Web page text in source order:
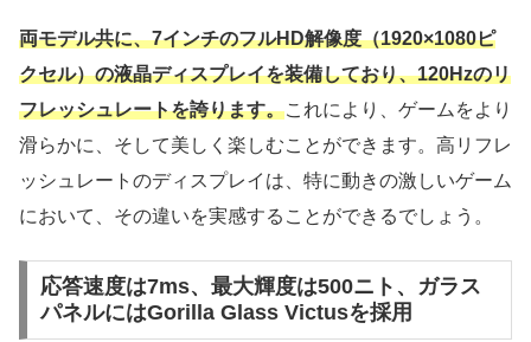
両モデル共に、7インチのフルHD解像度（1920×1080ピ
クセル）の液晶ディスプレイを装備しており、120Hzのリ
フレッシュレートを誇ります。これにより、ゲームをより
滑らかに、そして美しく楽しむことができます。高リフレ
ッシュレートのディスプレイは、特に動きの激しいゲーム
において、その違いを実感することができるでしょう。
応答速度は7ms、最大輝度は500ニト、ガラス
パネルにはGorilla Glass Victusを採用